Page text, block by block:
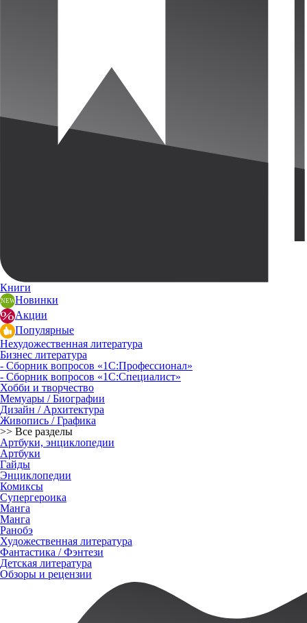
Книги
Новинки
Акции
Популярные
Нехудожественная литература
Бизнес литература
- Сборник вопросов «1С:Профессионал»
- Сборник вопросов «1С:Специалист»
Хобби и творчество
Мемуары / Биографии
Дизайн / Архитектура
Живопись / Графика
>> Все разделы
Артбуки, энциклопедии
Артбуки
Гайды
Энциклопедии
Комиксы
Супергероика
Манга
Манга
Ранобэ
Художественная литература
Фантастика / Фэнтези
Детская литература
Обзоры и рецензии